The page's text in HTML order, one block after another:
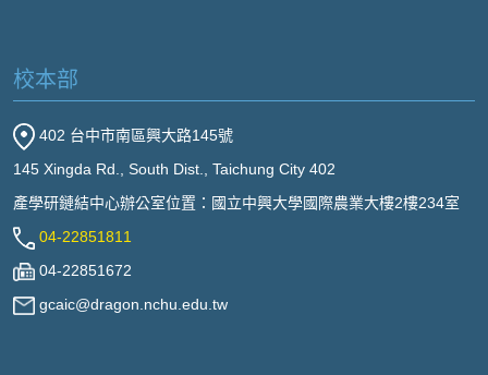
校本部
402 台中市南區興大路145號
145 Xingda Rd., South Dist., Taichung City 402
產學研鏈結中心辦公室位置：國立中興大學國際農業大樓2樓234室
04-22851811
04-22851672
gcaic@dragon.nchu.edu.tw